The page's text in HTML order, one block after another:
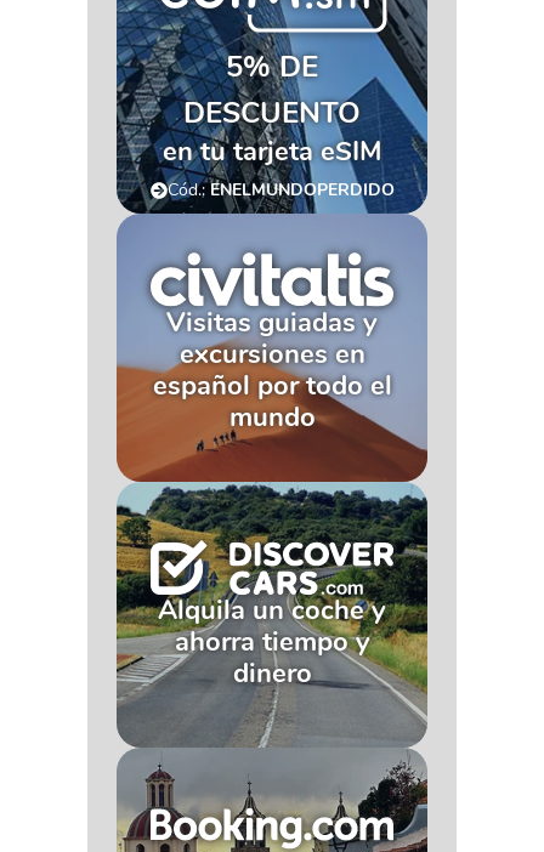
5% DE
DESCUENTO
en tu tarjeta eSIM
Cód.:ENELMUNDOPERDIDO
Visitas guiadas y
excursiones en
español por todo el
mundo
Alquila un coche y
ahorra tiempo y
dinero